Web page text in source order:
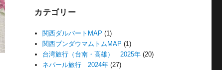
カテゴリー
関西ダルバートMAP (1)
関西ブンダウマムトムMAP (1)
台湾旅行（台南・高雄） 2025年 (20)
ネパール旅行 2024年 (27)